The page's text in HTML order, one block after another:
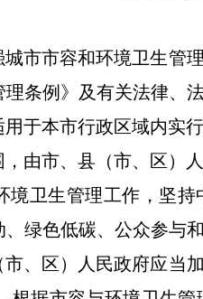
城市市容和环境卫生管
条例》及有关法律、
于本市行政区域内实
由市、县（市、区）
境卫生管理工作，坚持
绿色低碳、公众参与
市、区）人民政府应当